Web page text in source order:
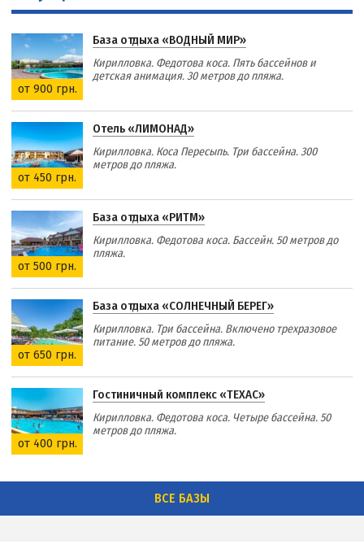
от 900 грн.
База отдыха «ВОДНЫЙ МИР»
Кирилловка. Федотова коса. Пять бассейнов и
детская анимация. 30 метров до пляжа.
от 450 грн.
Отель «ЛИМОНАД»
Кирилловка. Коса Пересыпь. Три бассейна. 300
метров до пляжа.
от 500 грн.
База отдыха «РИТМ»
Кирилловка. Федотова коса. Бассейн. 50 метров до
пляжа.
от 650 грн.
База отдыха «СОЛНЕЧНЫЙ БЕРЕГ»
Кирилловка. Три бассейна. Включено трехразовое
питание. 50 метров до пляжа.
от 400 грн.
Гостиничный комплекс «ТЕХАС»
Кирилловка. Федотова коса. Четыре бассейна. 50
метров до пляжа.
ВСЕ БАЗЫ